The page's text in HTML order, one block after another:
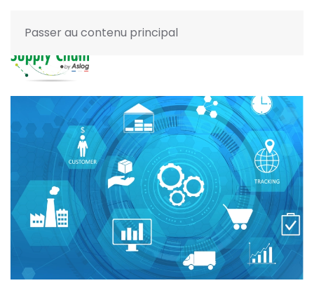
Passer au contenu principal